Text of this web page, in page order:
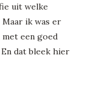
uit welke
ik was er
een goed
dat bleek hier